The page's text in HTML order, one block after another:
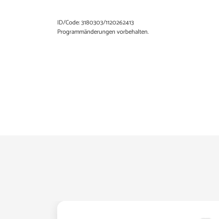
ID/Code: 3180303/1120262413
Programmänderungen vorbehalten.